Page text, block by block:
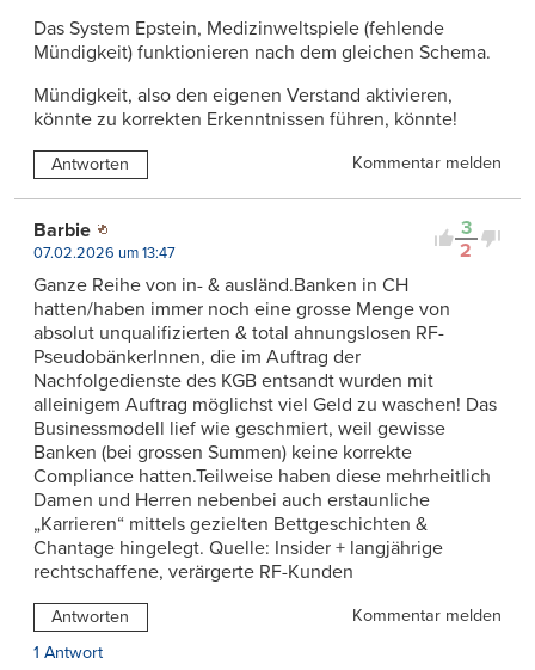
Das System Epstein, Medizinweltspiele (fehlende
Mündigkeit) funktionieren nach dem gleichen Schema.
Mündigkeit, also den eigenen Verstand aktivieren,
könnte zu korrekten Erkenntnissen führen, könnte!
Antworten Kommentar melden
3
2
Barbie
07.02.2026 um 13:47
Ganze Reihe von in- & ausländ.Banken in CH
hatten/haben immer noch eine grosse Menge von
absolut unqualifizierten & total ahnungslosen RF-
PseudobänkerInnen, die im Auftrag der
Nachfolgedienste des KGB entsandt wurden mit
alleinigem Auftrag möglichst viel Geld zu waschen! Das
Businessmodell lief wie geschmiert, weil gewisse
Banken (bei grossen Summen) keine korrekte
Compliance hatten.Teilweise haben diese mehrheitlich
Damen und Herren nebenbei auch erstaunliche
„Karrieren“ mittels gezielten Bettgeschichten &
Chantage hingelegt. Quelle: Insider + langjährige
rechtschaffene, verärgerte RF-Kunden
Antworten
Kommentar melden
1 Antwort